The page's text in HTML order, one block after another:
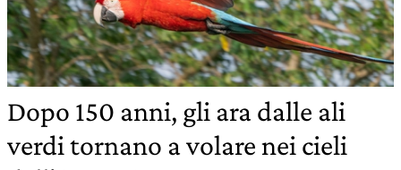
Dopo 150 anni, gli ara dalle ali
verdi tornano a volare nei cieli